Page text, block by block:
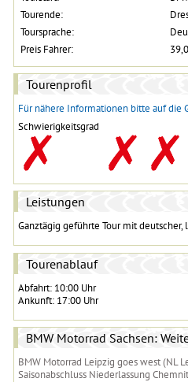
Tourende:
Toursprache:
Preis Fahrer:
Tourenprofil
Für nähere Informationen bitte auf die
Schwierigkeitsgrad
Leistungen
Ganztägig geführte Tour mit
Tourenablauf
Abfahrt: 10:00 Uhr
Ankunft: 17:00 Uhr
BMW Motorrad Sachsen:
BMW Motorrad Leipzig goes west (NL
Saisonabschluss Niederlassung